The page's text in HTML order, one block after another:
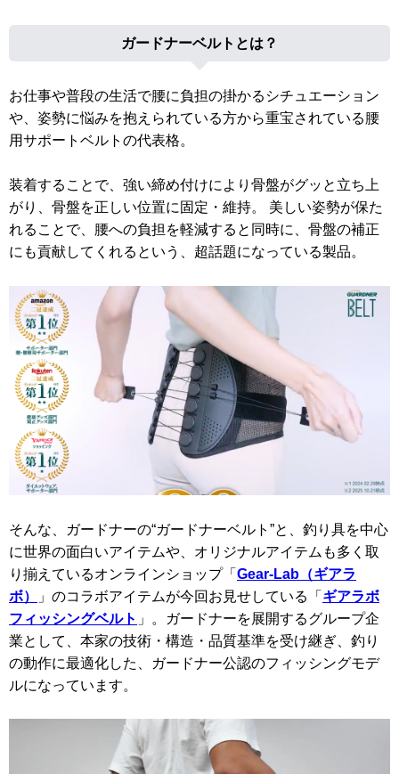
ガードナーベルトとは？
お仕事や普段の生活で腰に負担の掛かるシチュエーション
や、姿勢に悩みを抱えられている方から重宝されている腰
用サポートベルトの代表格。
装着することで、強い締め付けにより骨盤がグッと立ち上
がり、骨盤を正しい位置に固定・維持。 美しい姿勢が保た
れることで、腰への負担を軽減すると同時に、骨盤の補正
にも貢献してくれるという、超話題になっている製品。
そんな、ガードナーの“ガードナーベルト”と、釣り具を中心
に世界の面白いアイテムや、オリジナルアイテムも多く取
り揃えているオンラインショップ「 Gear-Lab（ギアラ
ボ）
」のコラボアイテムが今回お見せしている「 ギアラボ
フィッシングベルト 」。ガードナーを展開するグループ企
業として、本家の技術・構造・品質基準を受け継ぎ、釣り
の動作に最適化した、ガードナー公認のフィッシングモデ
ルになっています。